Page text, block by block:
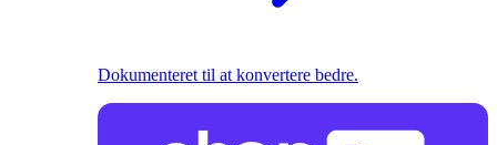
Dokumenteret til at konvertere bedre.